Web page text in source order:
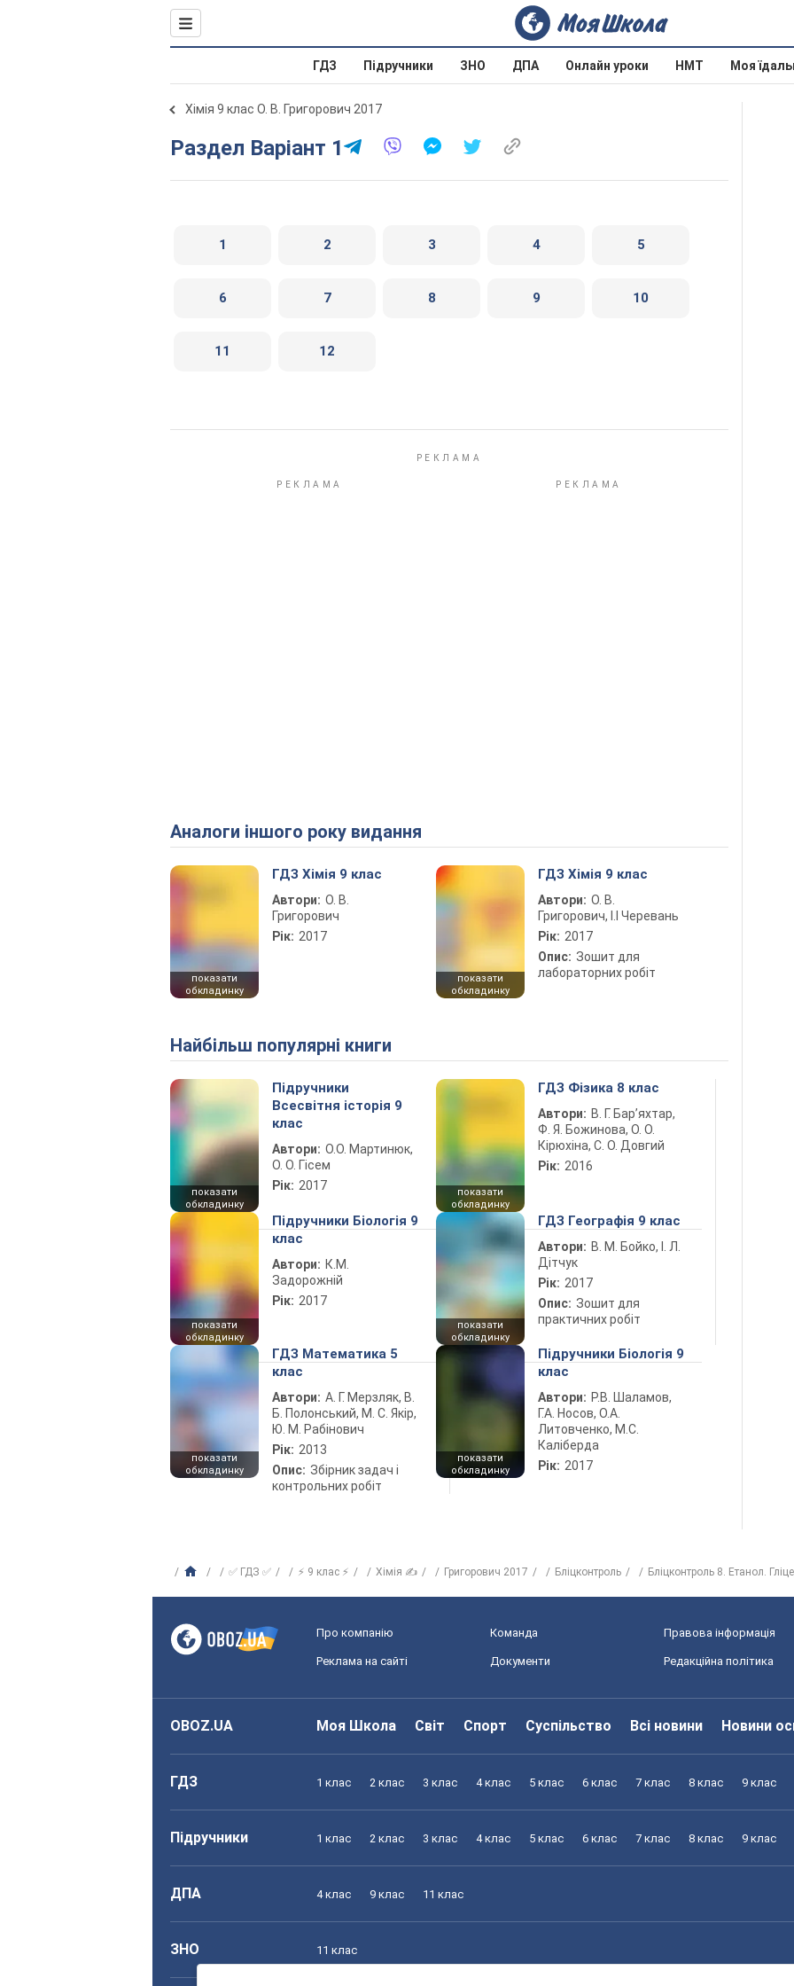
ГДЗ Підручники ЗНО ДПА Онлайн уроки НМТ Моя
Хімія 9 клас О. В. Григорович 2017
Раздел Варіант 1
1 2 3 4 5
6 7 8 9 10
11 12
Аналоги іншого року видання
показати
обкладинку
ГДЗ Хімія 9 клас
Автори: О. В.
Григорович
Рік: 2017
показати
обкладинку
ГДЗ Хімія 9 клас
Автори: О. В.
Григорович, І.І Черевань
Рік: 2017
Опис: Зошит для
лабораторних робіт
Найбільш популярні книги
показати
обкладинку
Підручники
Всесвітня історія 9
клас
Автори: О.О. Мартинюк,
О. О. Гісем
Рік: 2017
показати
обкладинку
ГДЗ Фізика 8 клас
Автори: В. Г. Бар’яхтар,
Ф. Я. Божинова, О. О.
Кірюхіна, С. О. Довгий
Рік: 2016
показати
обкладинку
Підручники Біологія 9
клас
Автори: К.М.
Задорожній
Рік: 2017
показати
обкладинку
ГДЗ Географія 9 клас
Автори: В. М. Бойко, І. Л.
Дітчук
Рік: 2017
Опис: Зошит для
практичних робіт
показати
обкладинку
ГДЗ Математика 5
клас
Автори: А. Г. Мерзляк, В.
Б. Полонський, М. С. Якір,
Ю. М. Рабінович
Рік: 2013
Опис: Збірник задач і
контрольних робіт
показати
обкладинку
Підручники Біологія 9
клас
Автори: Р.В. Шаламов,
Г.А. Носов, О.А.
Литовченко, М.С.
Каліберда
Рік: 2017
✅ ГДЗ ✅ ⚡ 9 клас ⚡ Хімія ✍ Григорович 2017 Бліцконтроль Бліцконтроль 8. Етанол.
Про компанію Команда Правова інформація
Реклама на сайті Документи Редакційна політика
OBOZ.UA Моя Школа Світ Спорт Суспільство Всі новини Новини
ГДЗ 1 клас 2 клас 3 клас 4 клас 5 клас 6 клас 7 клас 8 клас 9 клас
Підручники 1 клас 2 клас 3 клас 4 клас 5 клас 6 клас 7 клас 8 клас 9 клас
ДПА 4 клас 9 клас 11 клас
ЗНО 11 клас